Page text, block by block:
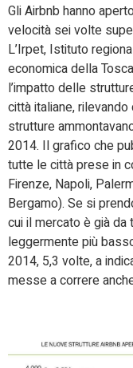
Gli Airbnb hanno
velocità sei volte
L’Irpet, Istituto
economica della
l’impatto delle
città italiane,
strutture
2014. Il grafico che
tutte le città prese in
Firenze, Napoli,
Bergamo). Se si
cui il mercato è già
leggermente più
2014, 5,3 volte, a
messe a correre